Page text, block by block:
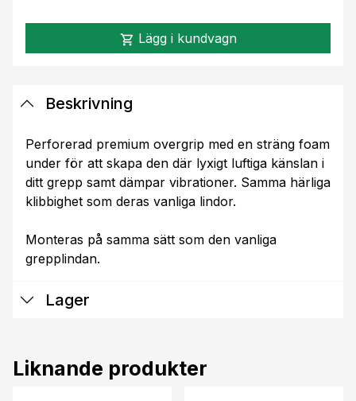
shopping_cart Lägg i kundvagn
Beskrivning
Perforerad premium overgrip med en sträng foam
under för att skapa den där lyxigt luftiga känslan i
ditt grepp samt dämpar vibrationer. Samma härliga
klibbighet som deras vanliga lindor.
Monteras på samma sätt som den vanliga
grepplindan.
Lager
Liknande produkter